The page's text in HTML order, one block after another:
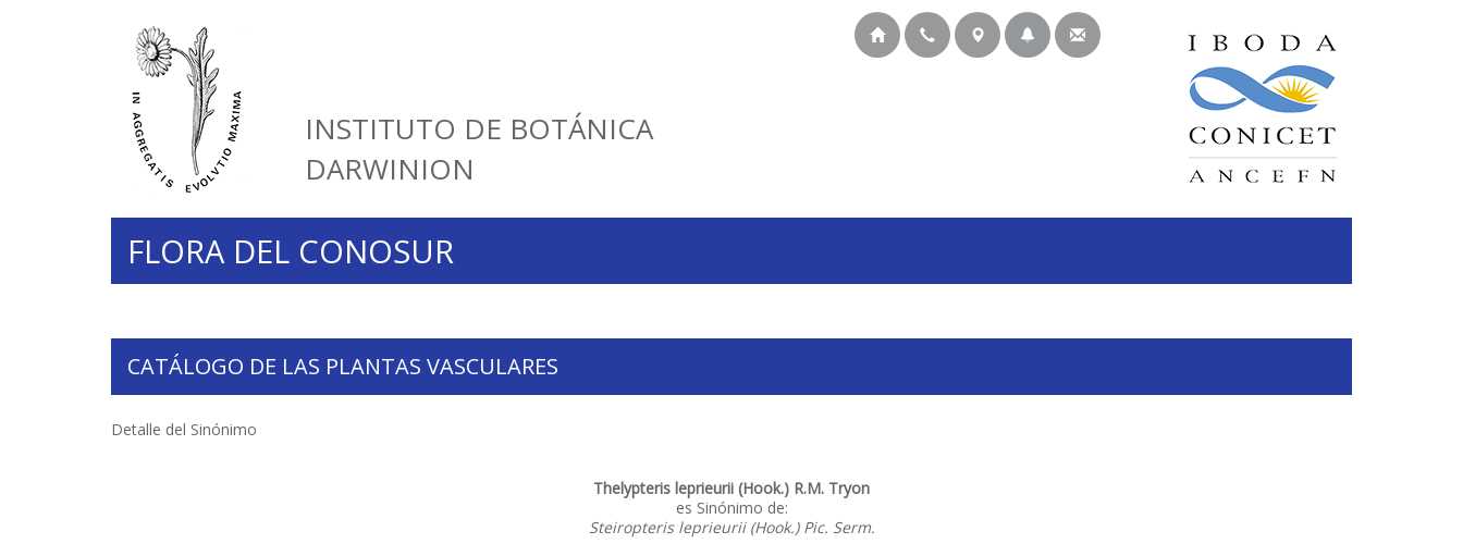
INSTITUTO DE BOTÁNICA
DARWINION
FLORA DEL CONOSUR
CATÁLOGO DE LAS PLANTAS VASCULARES
Detalle del Sinónimo
Thelypteris leprieurii (Hook.) R.M. Tryon
es Sinónimo de:
Steiropteris leprieurii (Hook.) Pic. Serm.